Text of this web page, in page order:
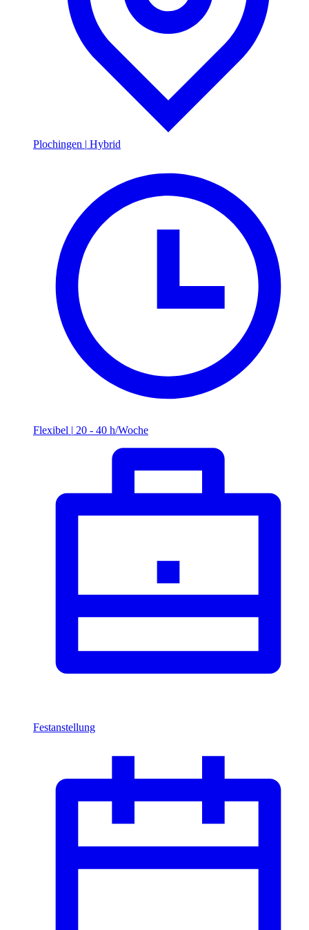
Plochingen | Hybrid
Flexibel | 20 - 40 h/Woche
Festanstellung